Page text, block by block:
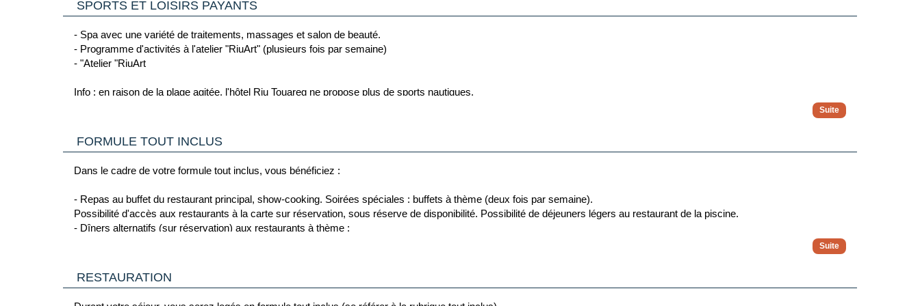
- Terrain multisports (fermé temporairement).
- Terrain de beach-volley
- Activités de fitness en groupe dans l'espace RiuFit
- "Karaoké "Mali
IMPORTANT : L'utilisation de la salle de sport, du bain de vapeur, du sauna et de la discothèque Pacha sont réservés aux clients âgés de plus de 18 ans. Les chaussures de
sport sont obligatoires pour utiliser la salle de sport.
SPORTS ET LOISIRS PAYANTS
- Spa avec une variété de traitements, massages et salon de beauté.
- Programme d'activités à l'atelier "RiuArt" (plusieurs fois par semaine)
- "Atelier "RiuArt
Info : en raison de la plage agitée, l'hôtel Riu Touareg ne propose plus de sports nautiques.
FORMULE TOUT INCLUS
Dans le cadre de votre formule tout inclus, vous bénéficiez :
- Repas au buffet du restaurant principal, show-cooking. Soirées spéciales : buffets à thème (deux fois par semaine).
Possibilité d'accès aux restaurants à la carte sur réservation, sous réserve de disponibilité. Possibilité de déjeuners légers au restaurant de la piscine.
- Dîners alternatifs (sur réservation) aux restaurants à thème :
Restaurant italien "Da Marcello" (buffet)
- Snacks 24h/24 : hamburgers, hot-dogs, sandwichs, salades, fruits et gâteaux.
RESTAURATION